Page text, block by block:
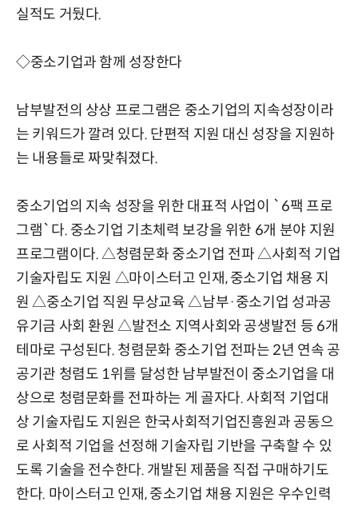
실적도 거뒀다.
◇중소기업과 함께 성장한다
남부발전의 상상 프로그램은 중소기업의 지속성장이라
는 키워드가 깔려 있다. 단편적 지원 대신 성장을 지원하
는 내용들로 짜맞춰졌다.
중소기업의 지속 성장을 위한 대표적 사업이 `6팩 프로
그램`다. 중소기업 기초체력 보강을 위한 6개 분야 지원
프로그램이다. △청렴문화 중소기업 전파 △사회적 기업
기술자립도 지원 △마이스터고 인재, 중소기업 채용 지
원 △중소기업 직원 무상교육 △남부·중소기업 성과공
유기금 사회 환원 △발전소 지역사회와 공생발전 등 6개
테마로 구성된다. 청렴문화 중소기업 전파는 2년 연속 공
공기관 청렴도 1위를 달성한 남부발전이 중소기업을 대
상으로 청렴문화를 전파하는 게 골자다. 사회적 기업대
상 기술자립도 지원은 한국사회적기업진흥원과 공동으
로 사회적 기업을 선정해 기술자립 기반을 구축할 수 있
도록 기술을 전수한다. 개발된 제품을 직접 구매하기도
한다. 마이스터고 인재, 중소기업 채용 지원은 우수인력